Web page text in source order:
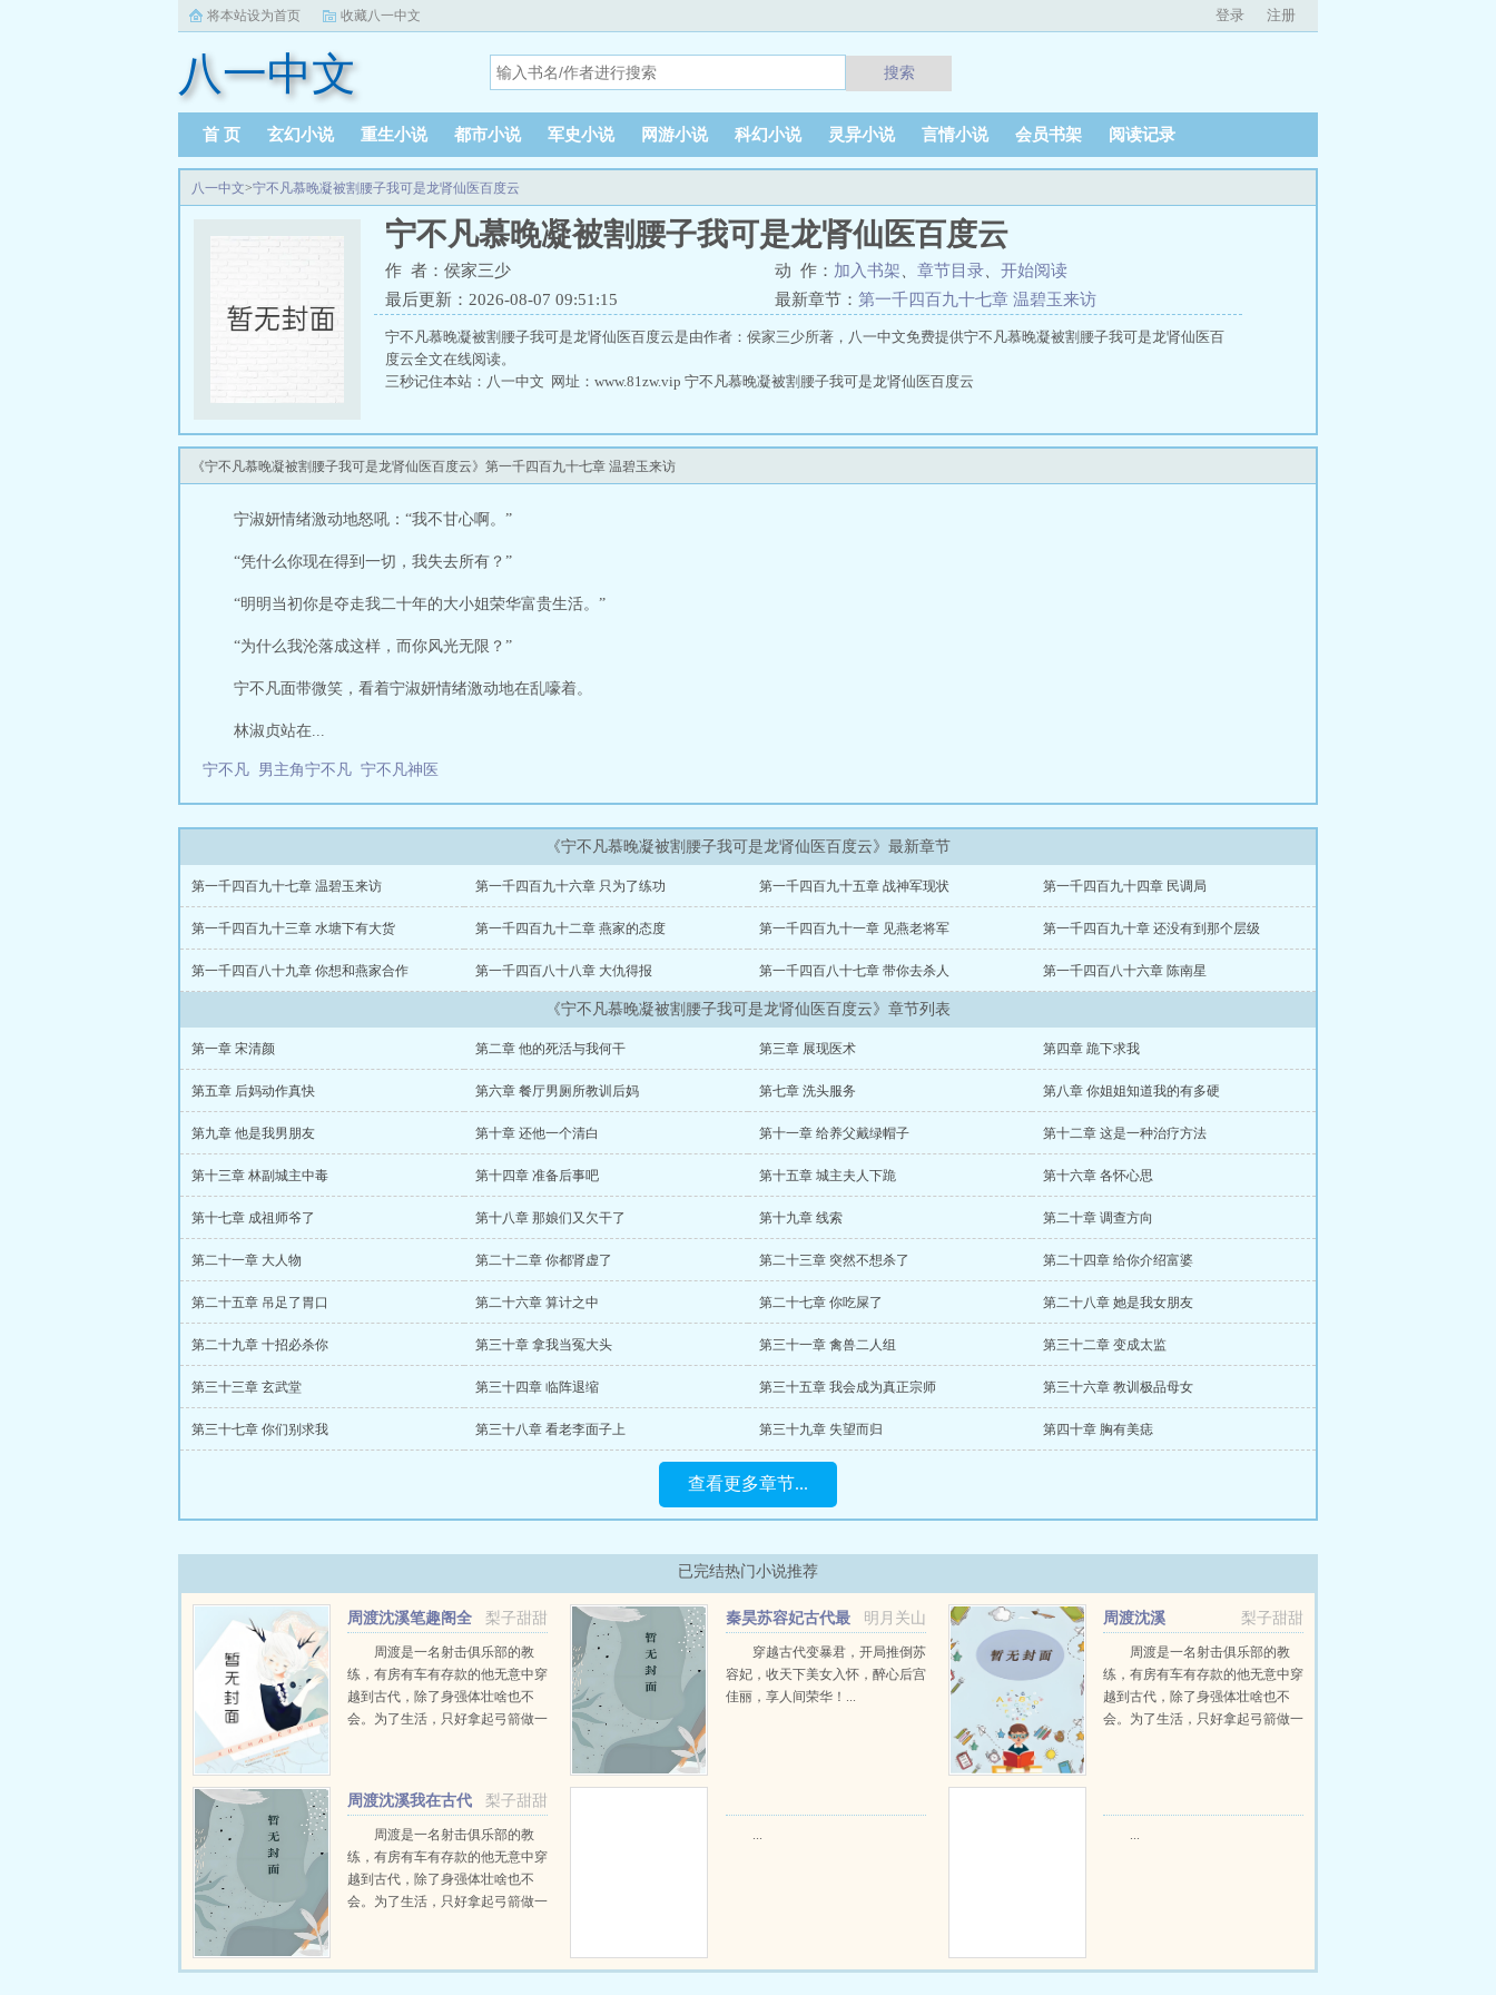
将本站设为首页 收藏八一中文 登录 注册
八一中文 搜索
首 页 玄幻小说 重生小说 都市小说 军史小说 网游小说 科幻小说 灵异小说 言情小说 会员书架 阅读记录
八一中文>宁不凡慕晚凝被割腰子我可是龙肾仙医百度云
宁不凡慕晚凝被割腰子我可是龙肾仙医百度云
作 者：侯家三少 动 作： 加入书架 章节目录
开始阅读
最后更新：2026-08-07 09:51:15
最新章节： 第一千四百九十七章 温碧玉来访
宁不凡慕晚凝被割腰子我可是龙肾仙医百度云是由作者：侯家三少所著，八一中文免费提供宁不凡慕晚凝被割腰子我可是龙肾仙医百
度云全文在线阅读。
三秒记住本站：八一中文 网址：www.81zw.vip 宁不凡慕晚凝被割腰子我可是龙肾仙医百度云
《宁不凡慕晚凝被割腰子我可是龙肾仙医百度云》第一千四百九十七章 温碧玉来访
宁淑妍情绪激动地怒吼：“我不甘心啊。”
“凭什么你现在得到一切，我失去所有？”
“明明当初你是夺走我二十年的大小姐荣华富贵生活。”
“为什么我沦落成这样，而你风光无限？”
宁不凡面带微笑，看着宁淑妍情绪激动地在乱嚎着。
林淑贞站在...
宁不凡 男主角宁不凡 宁不凡神医
《宁不凡慕晚凝被割腰子我可是龙肾仙医百度云》最新章节
第一千四百九十七章 温碧玉来访 第一千四百九十六章 只为了练功 第一千四百九十五章 战神军现状 第一千四百九十四章 民调局
第一千四百九十三章 水塘下有大货 第一千四百九十二章 燕家的态度 第一千四百九十一章 见燕老将军 第一千四百九十章 还没有到那个层级
第一千四百八十九章 你想和燕家合作 第一千四百八十八章 大仇得报 第一千四百八十七章 带你去杀人 第一千四百八十六章 陈南星
《宁不凡慕晚凝被割腰子我可是龙肾仙医百度云》章节列表
第一章 宋清颜 第二章 他的死活与我何干 第三章 展现医术 第四章 跪下求我
第五章 后妈动作真快 第六章 餐厅男厕所教训后妈 第七章 洗头服务 第八章 你姐姐知道我的有多硬
第九章 他是我男朋友 第十章 还他一个清白 第十一章 给养父戴绿帽子 第十二章 这是一种治疗方法
第十三章 林副城主中毒 第十四章 准备后事吧 第十五章 城主夫人下跪 第十六章 各怀心思
第十七章 成祖师爷了 第十八章 那娘们又欠干了 第十九章 线索 第二十章 调查方向
第二十一章 大人物 第二十二章 你都肾虚了 第二十三章 突然不想杀了 第二十四章 给你介绍富婆
第二十五章 吊足了胃口 第二十六章 算计之中 第二十七章 你吃屎了 第二十八章 她是我女朋友
第二十九章 十招必杀你 第三十章 拿我当冤大头 第三十一章 禽兽二人组 第三十二章 变成太监
第三十三章 玄武堂 第三十四章 临阵退缩 第三十五章 我会成为真正宗师 第三十六章 教训极品母女
第三十七章 你们别求我 第三十八章 看老李面子上 第三十九章 失望而归 第四十章 胸有美痣
查看更多章节...
已完结热门小说推荐
梨子甜甜
周渡沈溪笔趣阁全
文免费阅读
周渡是一名射击俱乐部的教
练，有房有车有存款的他无意中穿
越到古代，除了身强体壮啥也不
会。为了生活，只好拿起弓箭做一
渡看着山下的寥寥炊烟，以及那...
明月关山
秦昊苏容妃古代最
强昏君最新章节在线阅读
穿越古代变暴君，开局推倒苏
容妃，收天下美女入怀，醉心后宫
佳丽，享人间荣华！...
梨子甜甜
周渡沈溪
周渡是一名射击俱乐部的教
练，有房有车有存款的他无意中穿
越到古代，除了身强体壮啥也不
会。为了生活，只好拿起弓箭做一
梨子甜甜
周渡沈溪我在古代
当猎户小说免费在线阅读
周渡是一名射击俱乐部的教
练，有房有车有存款的他无意中穿
越到古代，除了身强体壮啥也不
会。为了生活，只好拿起弓箭做一
只野兔，不会做（失望）第三天周
... ...